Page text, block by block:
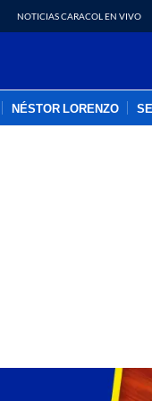
NOTICIAS CARACOL EN VIVO
NÉSTOR LORENZO